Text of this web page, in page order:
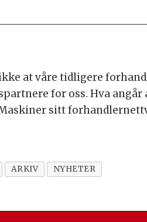
at våre tidligere
for oss. Hva angår
sitt
ARKIV NYHETER